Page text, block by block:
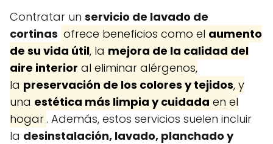
Contratar un servicio de lavado de
cortinas ofrece beneficios como el aumento
de su vida útil, la mejora de la calidad del
aire interior al eliminar alérgenos,
la preservación de los colores y tejidos, y
una estética más limpia y cuidada en el
hogar. Además, estos servicios suelen incluir
la desinstalación, lavado, planchado y